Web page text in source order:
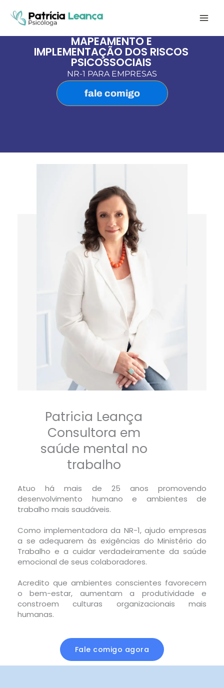
para
conteúdo
MAPEAMENTO E
IMPLEMENTAÇÃO DOS RISCOS
PSICOSSOCIAIS
NR-1 PARA EMPRESAS
fale comigo
Patricia Leança
Consultora em
saúde mental no
trabalho
Atuo há mais de 25 anos promovendo
desenvolvimento humano e ambientes de
trabalho mais saudáveis.
Como implementadora da NR-1, ajudo empresas
a se adequarem às exigências do Ministério do
Trabalho e a cuidar verdadeiramente da saúde
emocional de seus colaboradores.
Acredito que ambientes conscientes favorecem
o bem-estar, aumentam a produtividade e
constroem culturas organizacionais mais
humanas.
Fale comigo agora